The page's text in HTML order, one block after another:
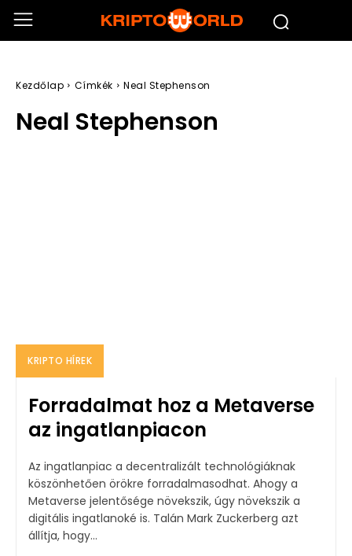
Kezdőlap Címkék Neal Stephenson
Neal Stephenson
KRIPTO HÍREK
Forradalmat hoz a Metaverse
az ingatlanpiacon
Az ingatlanpiac a decentralizált technológiáknak
köszönhetően örökre forradalmasodhat. Ahogy a
Metaverse jelentősége növekszik, úgy növekszik a
digitális ingatlanoké is. Talán Mark Zuckerberg azt
állítja, hogy...